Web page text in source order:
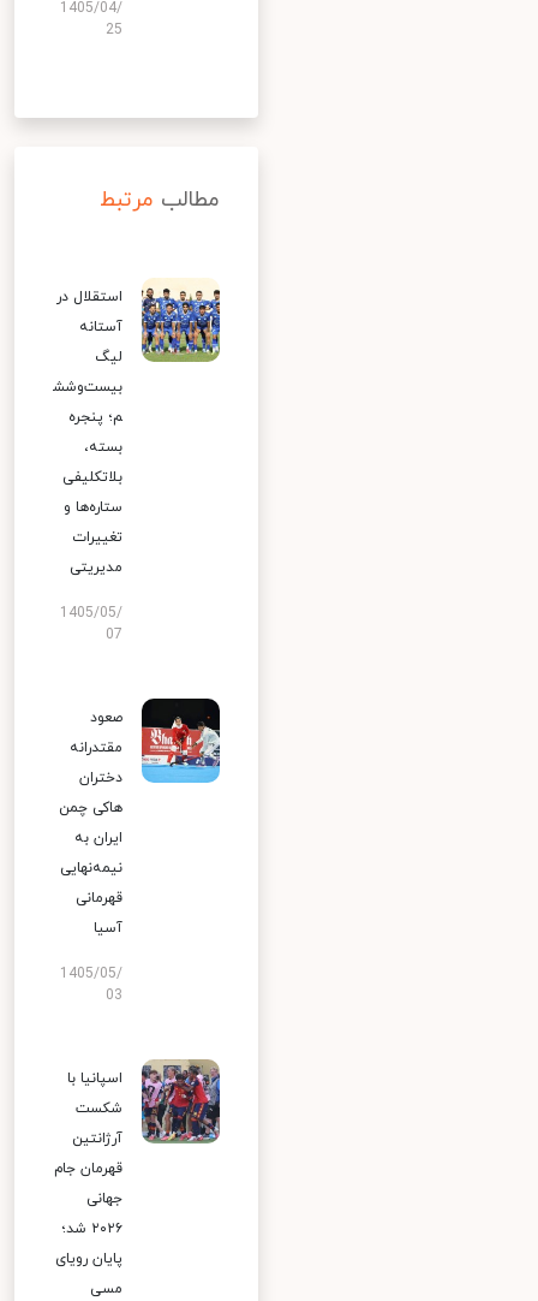
1405/04/
25
مطالب مرتبط
استقلال در
آستانه
لیگ
بیست‌وشش
م؛ پنجره
بسته،
بلاتکلیفی
ستاره‌ها و
تغییرات
مدیریتی
1405/05/
07
صعود
مقتدرانه
دختران
هاکی چمن
ایران به
نیمه‌نهایی
قهرمانی
آسیا
1405/05/
03
اسپانیا با
شکست
آرژانتین
قهرمان جام
جهانی
۲۰۲۶ شد؛
پایان رویای
مسی